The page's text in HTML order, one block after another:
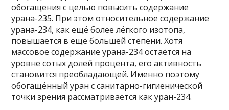
обогащения с целью повысить содержание
урана-235. При этом относительное содержание
урана-234, как ещё более лёгкого изотопа,
повышается в ещё большей степени. Хотя
массовое содержание урана-234 остаётся на
уровне сотых долей процента, его активность
становится преобладающей. Именно поэтому
обогащённый уран с санитарно-гигиенической
точки зрения рассматривается как уран-234.